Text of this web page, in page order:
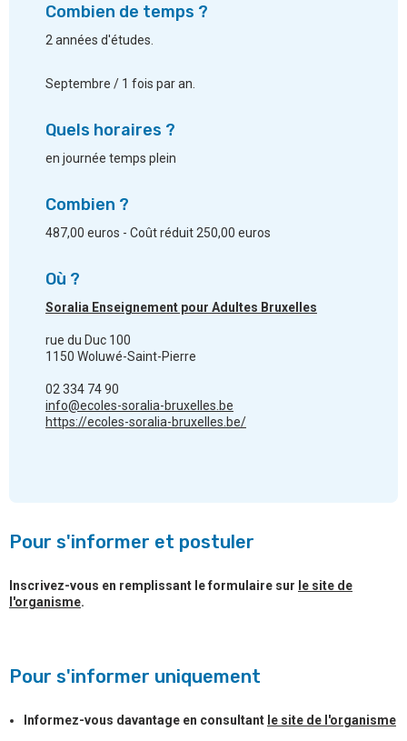
Combien de temps ?
2 années d'études.
Septembre / 1 fois par an.
Quels horaires ?
en journée temps plein
Combien ?
487,00 euros - Coût réduit 250,00 euros
Où ?
Soralia Enseignement pour Adultes Bruxelles
rue du Duc 100
1150 Woluwé-Saint-Pierre
02 334 74 90
info@ecoles-soralia-bruxelles.be
https://ecoles-soralia-bruxelles.be/
Pour s'informer et postuler
Inscrivez-vous en remplissant le formulaire sur le site de
l'organisme.
Pour s'informer uniquement
Informez-vous davantage en consultant le site de l'organisme